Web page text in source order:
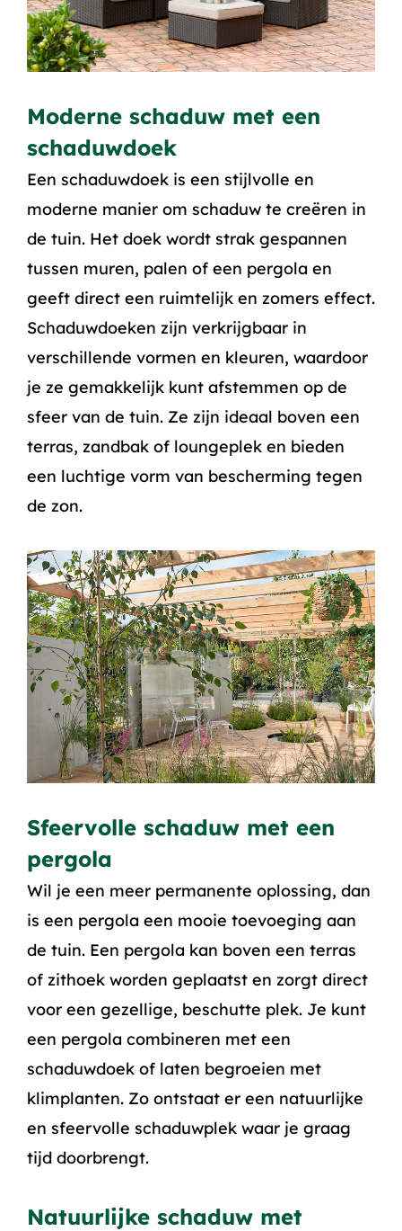
Moderne schaduw met een
schaduwdoek
Een schaduwdoek is een stijlvolle en
moderne manier om schaduw te creëren in
de tuin. Het doek wordt strak gespannen
tussen muren, palen of een pergola en
geeft direct een ruimtelijk en zomers effect.
Schaduwdoeken zijn verkrijgbaar in
verschillende vormen en kleuren, waardoor
je ze gemakkelijk kunt afstemmen op de
sfeer van de tuin. Ze zijn ideaal boven een
terras, zandbak of loungeplek en bieden
een luchtige vorm van bescherming tegen
de zon.
Sfeervolle schaduw met een
pergola
Wil je een meer permanente oplossing, dan
is een pergola een mooie toevoeging aan
de tuin. Een pergola kan boven een terras
of zithoek worden geplaatst en zorgt direct
voor een gezellige, beschutte plek. Je kunt
een pergola combineren met een
schaduwdoek of laten begroeien met
klimplanten. Zo ontstaat er een natuurlijke
en sfeervolle schaduwplek waar je graag
tijd doorbrengt.
Natuurlijke schaduw met